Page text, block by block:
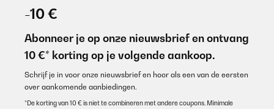
Utente Amazon
Vertaal
GECONTROLEERDE BEOORDELING
-10 €
Abonneer je op onze nieuwsbrief en ontvang
10 €* korting op je volgende aankoop.
Schrijf je in voor onze nieuwsbrief en hoor als een van de eersten
over aankomende aanbiedingen.
*De korting van 10 € is niet te combineren met andere coupons. Minimale